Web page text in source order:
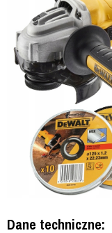
Dane techniczne: